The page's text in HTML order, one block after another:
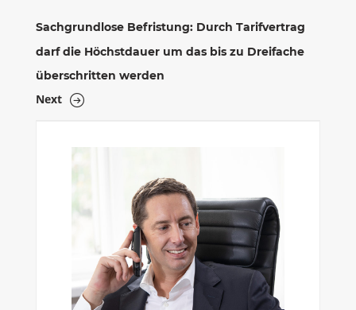
Sachgrundlose Befristung: Durch Tarifvertrag
darf die Höchstdauer um das bis zu Dreifache
überschritten werden
Next